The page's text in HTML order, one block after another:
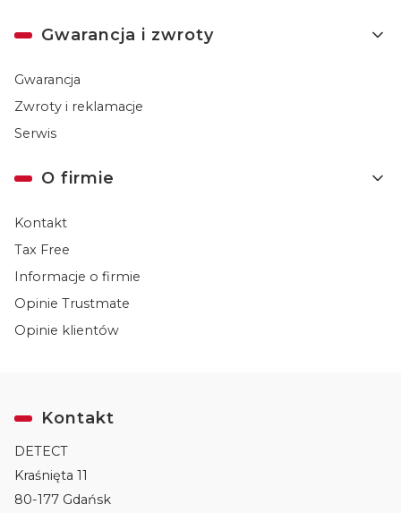
Gwarancja i zwroty
Gwarancja
Zwroty i reklamacje
Serwis
O firmie
Kontakt
Tax Free
Informacje o firmie
Opinie Trustmate
Opinie klientów
Kontakt
DETECT
Kraśnięta 11
80-177 Gdańsk